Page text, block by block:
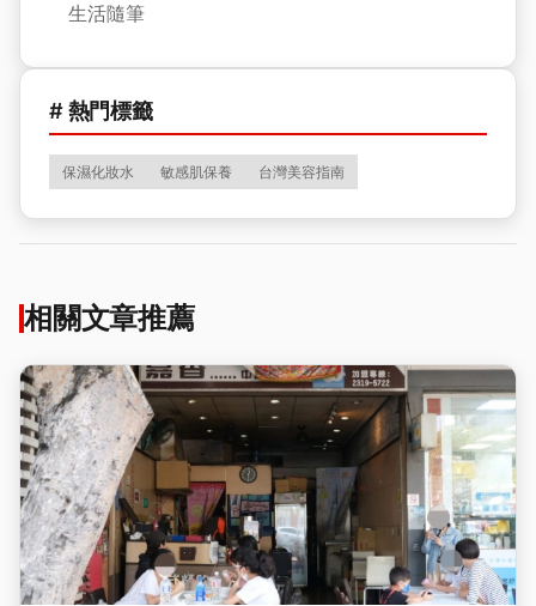
生活隨筆
# 熱門標籤
保濕化妝水 敏感肌保養 台灣美容指南
相關文章推薦